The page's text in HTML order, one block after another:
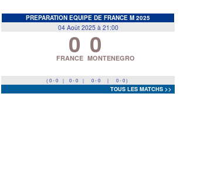
PREPARATION EQUIPE DE FRANCE M 2025
04 Août 2025 à 21:00
0
FRANCE 0
MONTENEGRO
( 0 - 0 | 0 - 0 | 0 - 0 | 0 - 0 )
TOUS LES MATCHS >>